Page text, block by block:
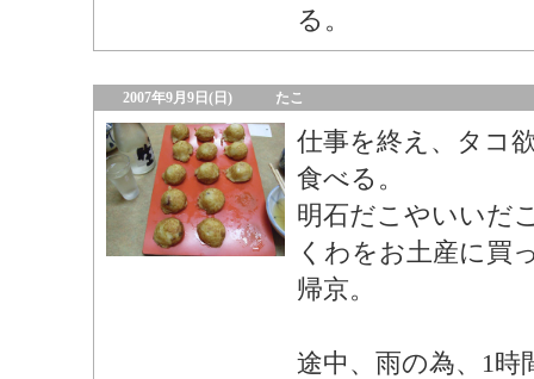
る。
2007年9月9日(日) たこ
仕事を終え、タコ
食べる。
明石だこやいいだ
くわをお土産に買
帰京。
途中、雨の為、1時